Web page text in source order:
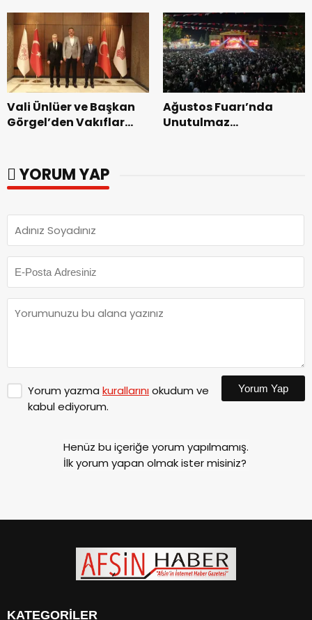
dönemin ön kayıtları
başladı.
Vali Ünlüer ve Başkan
Görgel’den Vakıflar
Ağustos Fuarı’nda
Unutulmaz
YORUM YAP
Yorum yazma kurallarınıokudum ve
kabul ediyorum.
Yorum Yap
Henüz bu içeriğe yorum yapılmamış.
İlk yorum yapan olmak ister misiniz?
KATEGORİLER